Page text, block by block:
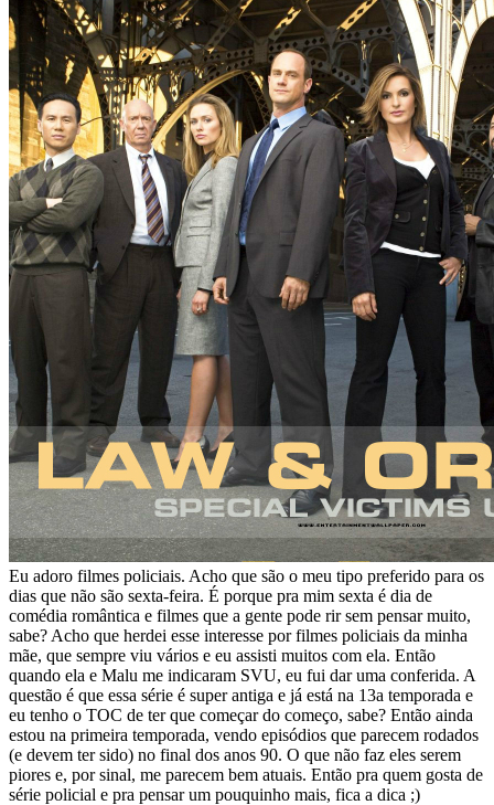
Eu adoro filmes policiais. Acho que são o meu tipo preferido para os
dias que não são sexta-feira. É porque pra mim sexta é dia de
comédia romântica e filmes que a gente pode rir sem pensar muito,
sabe? Acho que herdei esse interesse por filmes policiais da minha
mãe, que sempre viu vários e eu assisti muitos com ela. Então
quando ela e Malu me indicaram SVU, eu fui dar uma conferida. A
questão é que essa série é super antiga e já está na 13a temporada e
eu tenho o TOC de ter que começar do começo, sabe? Então ainda
estou na primeira temporada, vendo episódios que parecem rodados
(e devem ter sido) no final dos anos 90. O que não faz eles serem
piores e, por sinal, me parecem bem atuais. Então pra quem gosta de
série policial e pra pensar um pouquinho mais, fica a dica ;)